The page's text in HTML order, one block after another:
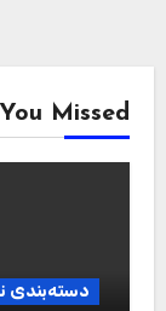
You Missed
دسته‌بندی